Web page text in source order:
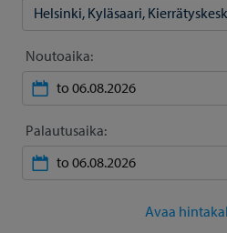
Noutoaika:
Palautusaika:
Avaa